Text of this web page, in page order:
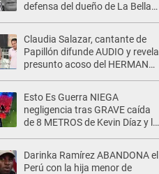
defensa del dueño de La Bella
Claudia Salazar, cantante de
Papillón difunde AUDIO y revela
presunto acoso del HERMANO
shock"
Esto Es Guerra NIEGA
negligencia tras GRAVE caída
de 8 METROS de Kevin Díaz y lo
Darinka Ramírez ABANDONA el
Perú con la hija menor de